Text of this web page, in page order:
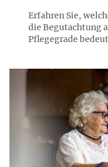
Erfahren Sie,
die Begutachtung
Pflegegrade